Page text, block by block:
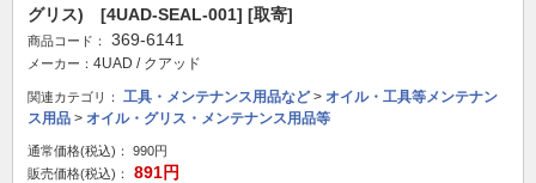
グリス) [4UAD-SEAL-001] [取寄]
商品コード： 369-6141
メーカー： 4UAD / クアッド
関連カテゴリ： 工具・メンテナンス用品など> オイル・工具等メンテナン
ス用品 > オイル・グリス・メンテナンス用品等
通常価格(税込)：
990円
販売価格(税込)：
891円